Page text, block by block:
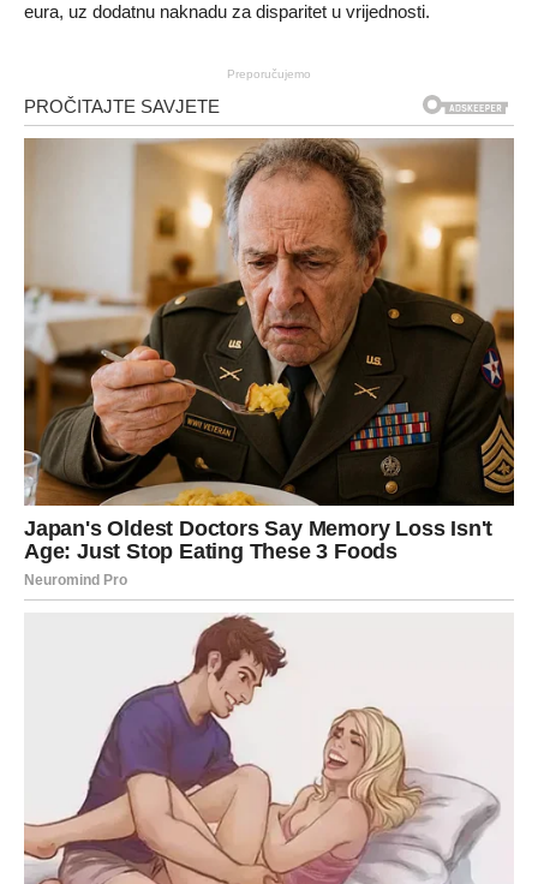
eura, uz dodatnu naknadu za disparitet u vrijednosti.
Preporučujemo